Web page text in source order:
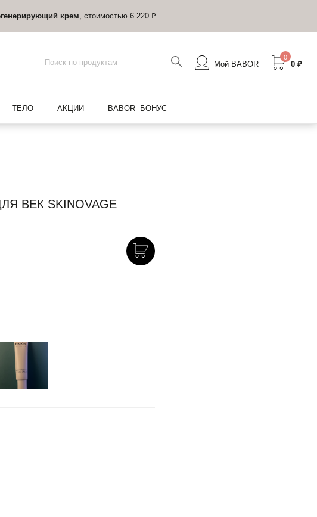
крем , стоимостью 6 220 ₽
Мой BABOR
0
0 ₽
ТЕЛО АКЦИИ BABOR БОНУС
ВЕК SKINOVAGE